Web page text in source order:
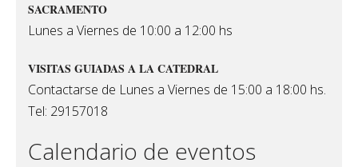
SACRAMENTO
Lunes a Viernes de 10:00 a 12:00 hs
VISITAS GUIADAS A LA CATEDRAL
Contactarse de Lunes a Viernes de 15:00 a 18:00 hs.
Tel: 29157018
Calendario de eventos